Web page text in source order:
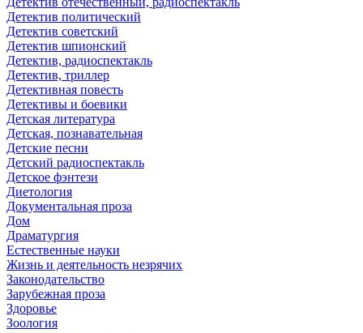
Детектив политический
Детектив советский
Детектив шпионский
Детектив, радиоспектакль
Детектив, триллер
Детективная повесть
Детективы и боевики
Детская литература
Детская, познавательная
Детские песни
Детский радиоспектакль
Детское фэнтези
Диетология
Документальная проза
Дом
Драматургия
Естественные науки
Жизнь и деятельность незрячих
Законодательство
Зарубежная проза
Здоровье
Зоология